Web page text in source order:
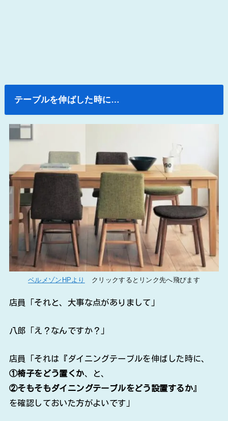
テーブルを伸ばした時に…
ベルメゾンHPより クリックするとリンク先へ飛びます
店員「それと、大事な点がありまして」
八郎「え？なんですか？」
店員「それは『ダイニングテーブルを伸ばした時に、
①椅子をどう置くか、と、
②そもそもダイニングテーブルをどう設置するか』
を確認しておいた方がよいです」